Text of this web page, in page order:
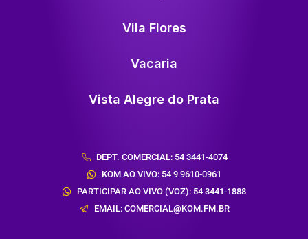
Vila Flores
Vacaria
Vista Alegre do Prata
DEPT. COMERCIAL: 54 3441-4074
KOM AO VIVO: 54 9 9610-0961
PARTICIPAR AO VIVO (VOZ): 54 3441-1888
EMAIL: COMERCIAL@KOM.FM.BR